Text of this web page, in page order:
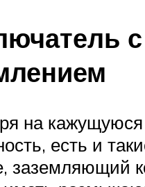
с
на кажущуюся
есть и
заземляющий